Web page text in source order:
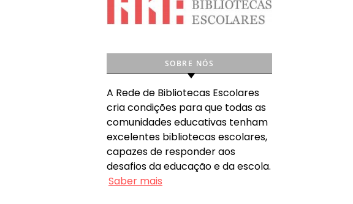
SOBRE NÓS
A Rede de Bibliotecas Escolares
cria condições para que todas as
comunidades educativas tenham
excelentes bibliotecas escolares,
capazes de responder aos
desafios da educação e da escola.
Saber mais